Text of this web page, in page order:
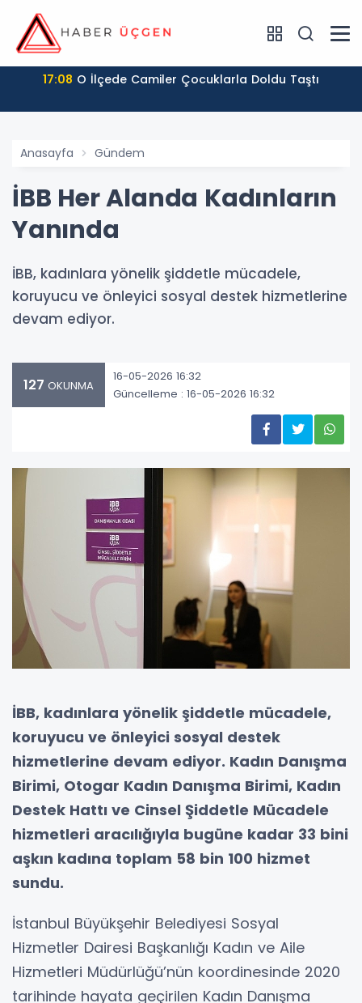
17:08 O İlçede Camiler Çocuklarla Doldu Taştı
Anasayfa Gündem
İBB Her Alanda Kadınların
Yanında
İBB, kadınlara yönelik şiddetle mücadele,
koruyucu ve önleyici sosyal destek hizmetlerine
devam ediyor.
127 OKUNMA
16-05-2026 16:32
Güncelleme : 16-05-2026 16:32
İBB, kadınlara yönelik şiddetle mücadele,
koruyucu ve önleyici sosyal destek
hizmetlerine devam ediyor. Kadın Danışma
Birimi, Otogar Kadın Danışma Birimi, Kadın
Destek Hattı ve Cinsel Şiddetle Mücadele
hizmetleri aracılığıyla bugüne kadar 33 bini
aşkın kadına toplam 58 bin 100 hizmet
sundu.
İstanbul Büyükşehir Belediyesi Sosyal
Hizmetler Dairesi Başkanlığı Kadın ve Aile
Hizmetleri Müdürlüğü’nün koordinesinde 2020
tarihinde hayata geçirilen Kadın Danışma